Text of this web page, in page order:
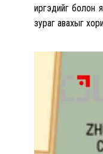
иргэдийг болон
зураг авахыг